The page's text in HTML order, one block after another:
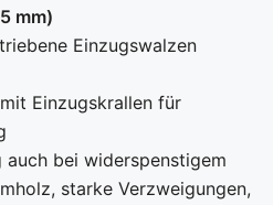
mm)
Einzugswalzen
Einzugskrallen für
bei widerspenstigem
starke Verzweigungen,